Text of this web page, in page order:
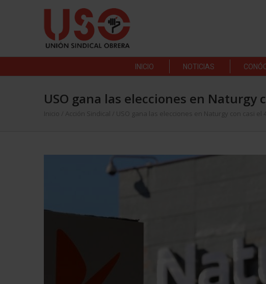
INICIO NOTICIAS
USO gana las elecciones en
Inicio Acción Sindical USO gana las elecciones en Naturgy con casi